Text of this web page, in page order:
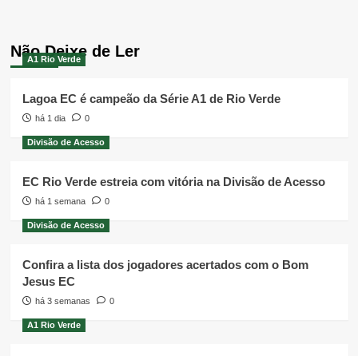
Não Deixe de Ler
A1 Rio Verde
Lagoa EC é campeão da Série A1 de Rio Verde
há 1 dia 0
Divisão de Acesso
EC Rio Verde estreia com vitória na Divisão de Acesso
há 1 semana 0
Divisão de Acesso
Confira a lista dos jogadores acertados com o Bom
Jesus EC
há 3 semanas 0
A1 Rio Verde